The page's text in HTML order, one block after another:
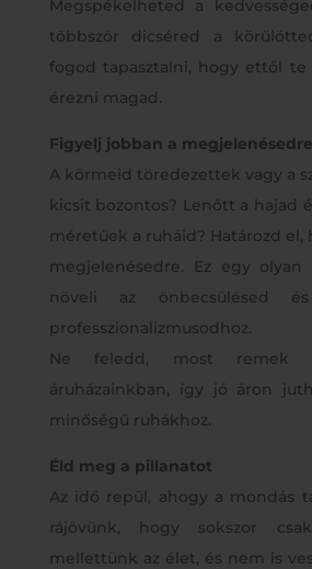
Megspékelheted a
többször dicséred a
fogod tapasztalni, hogy ettől
érezni magad.
Figyelj jobban a megjelenésedre
A körmeid töredezettek vagy a
kicsit bozontos? Lenőtt a hajad
méretűek a ruháid? Határozd el,
megjelenésedre. Ez egy olyan
növeli az önbecsülésed
professzionalizmusodhoz.
Ne feledd, most remek
áruházainkban, így jó áron
minőségű ruhákhoz.
Éld meg a pillanatot
Az idő repül, ahogy a mondás
rájövünk, hogy sokszor
mellettünk az élet, és nem is